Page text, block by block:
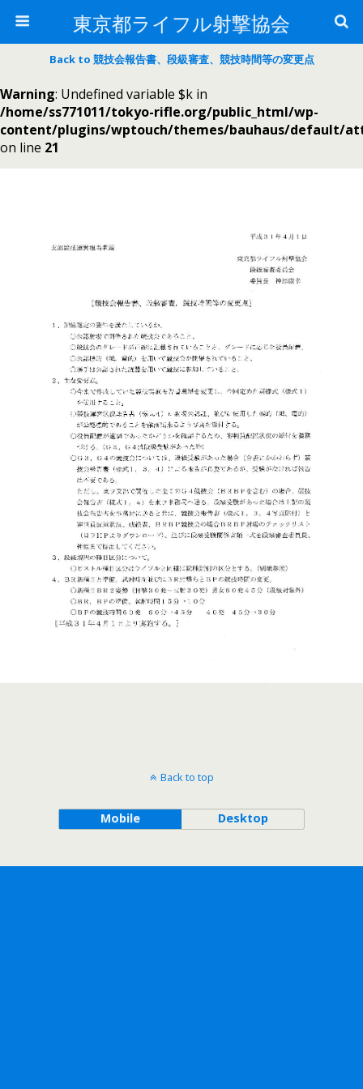
東京都ライフル射撃協会
Back to 競技会報告書、段級審査、競技時間等の変更点
Warning: Undefined variable $k in
/home/ss771011/tokyo-rifle.org/public_html/wp-
content/plugins/wptouch/themes/bauhaus/default/
on line 21
Back to top
Mobile Desktop